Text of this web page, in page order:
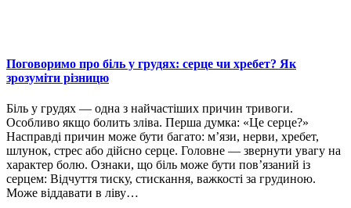
Поговоримо про біль у грудях: серце чи хребет? Як
зрозуміти різницю
Біль у грудях — одна з найчастіших причин тривоги.
Особливо якщо болить зліва. Перша думка: «Це серце?»
Насправді причин може бути багато: м’язи, нерви, хребет,
шлунок, стрес або дійсно серце. Головне — звернути увагу на
характер болю. Ознаки, що біль може бути пов’язаний із
серцем: Відчуття тиску, стискання, важкості за грудиною.
Може віддавати в ліву…